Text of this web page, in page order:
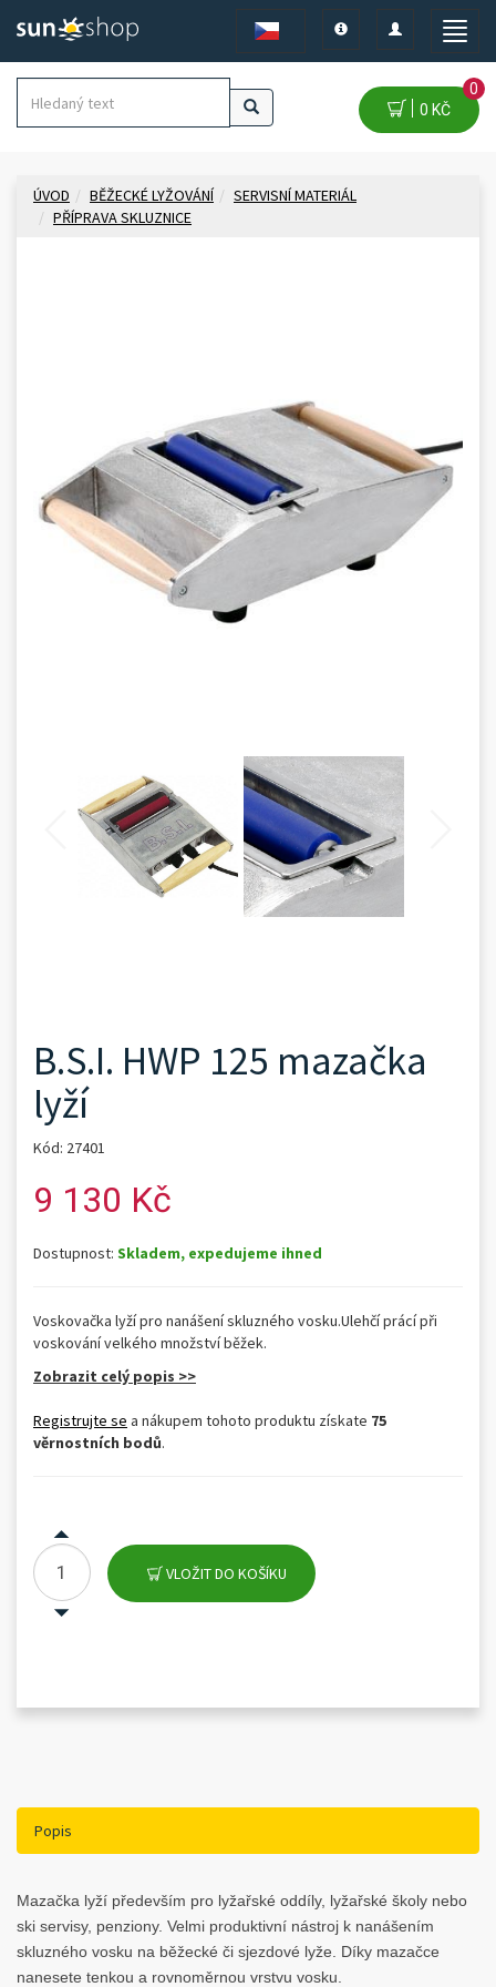
Toggle
Toggle
navigation
Toggle
0 KČ
0
ÚVOD BĚŽECKÉ LYŽOVÁNÍ
SERVISNÍ MATERIÁL
PŘÍPRAVA SKLUZNICE
B.S.I. HWP 125 mazačka
lyží
Kód: 27401
9 130 Kč
Dostupnost: Skladem, expedujeme ihned
Voskovačka lyží pro nanášení skluzného vosku.Ulehčí prácí při
voskování velkého množství běžek.
Zobrazit celý popis >>
Registrujte se a nákupem tohoto produktu získate 75
věrnostních bodů.
VLOŽIT DO KOŠÍKU
Popis
Mazačka lyží především pro lyžařské oddíly, lyžařské školy nebo
ski servisy, penziony. Velmi produktivní nástroj k nanášením
skluzného vosku na běžecké či sjezdové lyže. Díky mazačce
nanesete tenkou a rovnoměrnou vrstvu vosku.